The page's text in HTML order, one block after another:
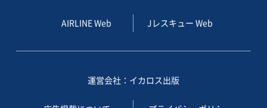
AIRLINE Web Jレスキュー Web
運営会社：イカロス出版